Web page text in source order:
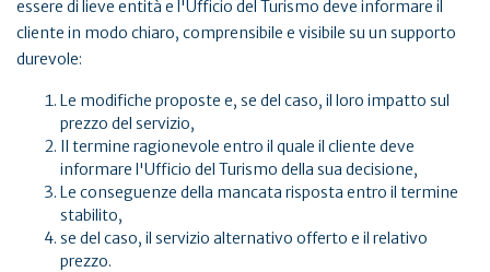
essere di lieve entità e l'Ufficio del Turismo deve informare il
cliente in modo chiaro, comprensibile e visibile su un supporto
durevole:
Le modifiche proposte e, se del caso, il loro impatto sul
prezzo del servizio,
Il termine ragionevole entro il quale il cliente deve
informare l'Ufficio del Turismo della sua decisione,
Le conseguenze della mancata risposta entro il termine
stabilito,
se del caso, il servizio alternativo offerto e il relativo
prezzo.